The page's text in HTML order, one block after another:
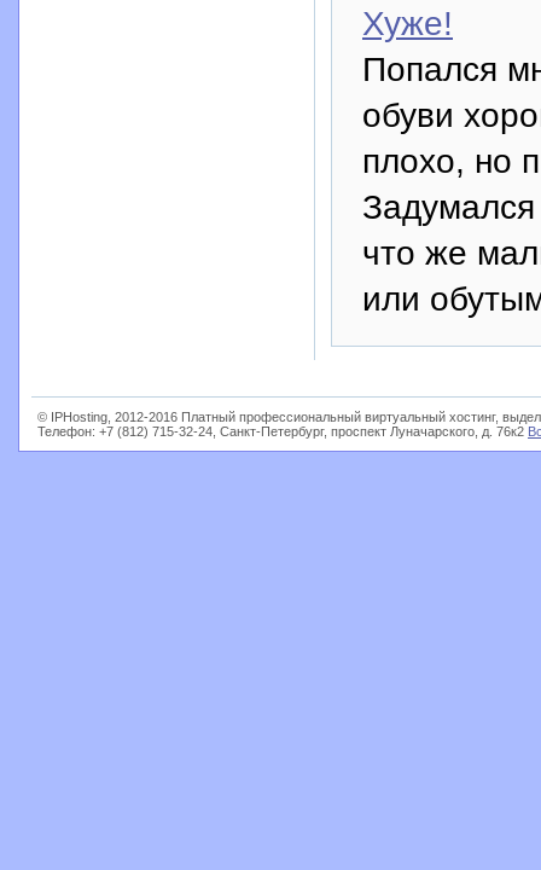
Хуже!
Попался
обуви
плохо, но
что же
или
© IPHosting, 2012-2016 Платный профессиональный виртуальный хостинг,
Телефон: +7 (812) 715-32-24, Санкт-Петербург, проспект Луначарского, д. 76к2